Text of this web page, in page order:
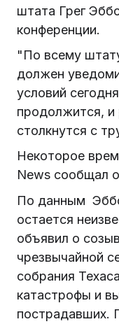
штата Грег
конференции.
"По всему
должен
условий
продолжится, и
столкнутся с
Некоторое
News сообщал
По данным
остается
объявил о
чрезвычайной
собрания
катастрофы и
пострадавших.